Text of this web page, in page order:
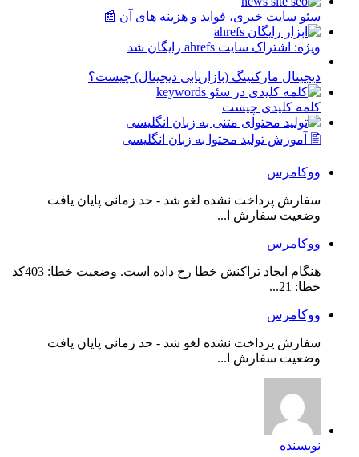
سئو سایت خبری، فواید و هزینه های آن 📰
ویژه: اشتراک سایت ahrefs رایگان شد
دیجیتال مارکتینگ (بازاریابی دیجیتال) چیست؟
کلمه کلیدی چیست
🖺 آموزش تولید محتوا به زبان انگلیسی
ووکامرس
سفارش پرداخت نشده لغو شد - حد زمانی پایان یافت
وضعیت سفارش ا...
ووکامرس
هنگام ایجاد تراکنش خطا رخ داده است. وضعیت خطا: 403کد
خطا: 21...
ووکامرس
سفارش پرداخت نشده لغو شد - حد زمانی پایان یافت
وضعیت سفارش ا...
نویسنده